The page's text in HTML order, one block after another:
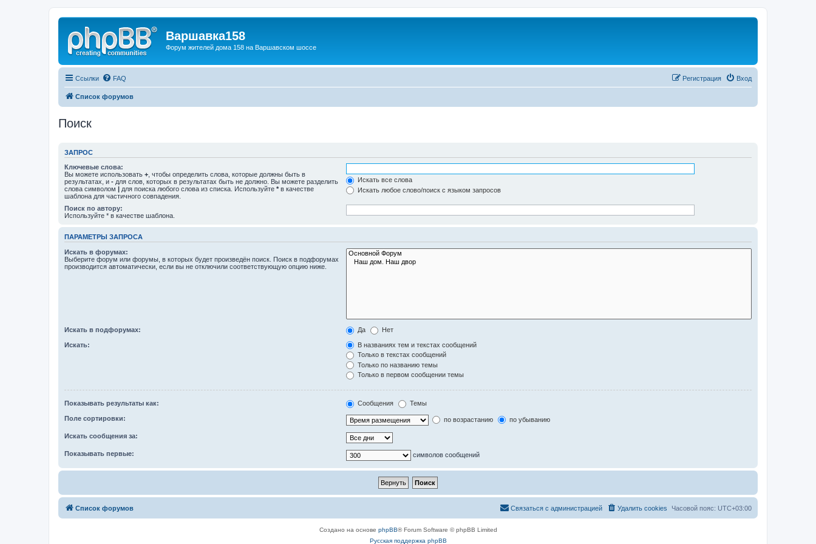
Варшавка158
Форум жителей дома 158 на Варшавском шоссе
Ссылки FAQ Вход
Регистрация
Список форумов
Поиск
ЗАПРОС
Ключевые слова:
Вы можете использовать + , чтобы определить слова, которые должны быть в
результатах, и - для слов, которых в результатах быть не должно. Вы можете разделить
слова символом | для поиска любого слова из списка. Используйте * в качестве
шаблона для частичного совпадения.
Искать все слова
Искать любое слово/поиск с языком запросов
Поиск по автору:
Используйте * в качестве шаблона.
ПАРАМЕТРЫ ЗАПРОСА
Искать в форумах:
Выберите форум или форумы, в которых будет произведён поиск. Поиск в подфорумах
производится автоматически, если вы не отключили соответствующую опцию ниже.
Искать в подфорумах: Да Нет
Искать:
В названиях тем и текстах сообщений
Только в текстах сообщений
Только по названию темы
Только в первом сообщении темы
Показывать результаты как: Сообщения Темы
Поле сортировки: по возрастанию по убыванию
Искать сообщения за:
Показывать первые: символов сообщений
Список форумов Часовой пояс: UTC+03:00
Удалить cookies
Связаться с администрацией
Создано на основе phpBB® Forum Software © phpBB Limited
Русская поддержка phpBB